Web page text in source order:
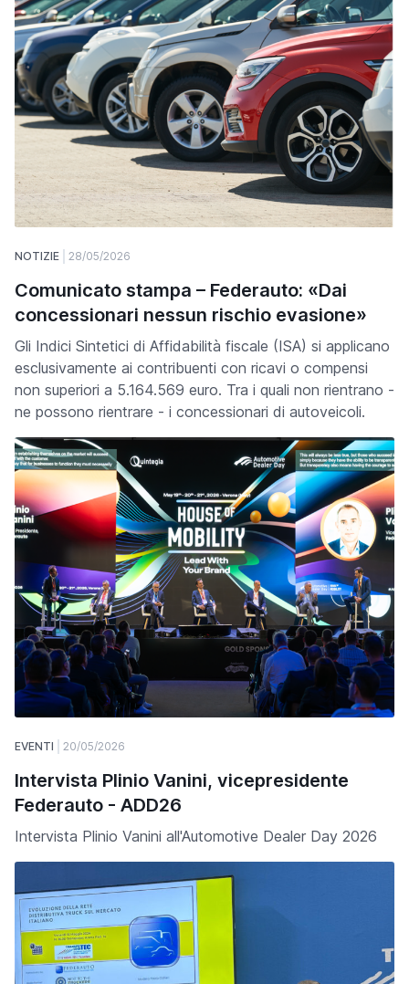
NOTIZIE 28/05/2026
Comunicato stampa – Federauto: «Dai
concessionari nessun rischio evasione»
Gli Indici Sintetici di Affidabilità fiscale (ISA) si applicano
esclusivamente ai contribuenti con ricavi o compensi
non superiori a 5.164.569 euro. Tra i quali non rientrano -
ne possono rientrare - i concessionari di autoveicoli.
EVENTI 20/05/2026
Intervista Plinio Vanini, vicepresidente
Federauto - ADD26
Intervista Plinio Vanini all'Automotive Dealer Day 2026